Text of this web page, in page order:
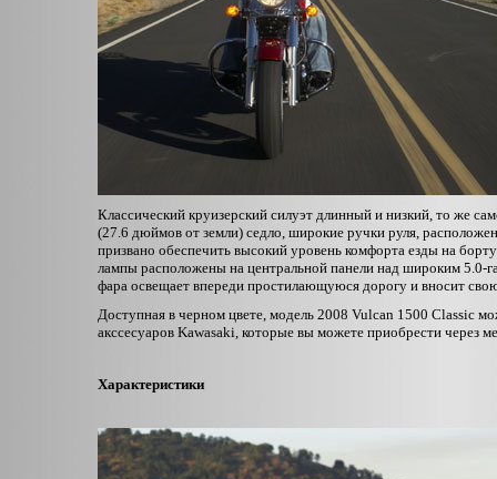
Классический круизерский силуэт длинный и низкий, то же
(27.6 дюймов от земли) седло, широкие ручки руля,
призвано обеспечить высокий уровень комфорта езды на
лампы расположены на центральной панели над широким 5.0-
фара освещает впереди простилающуюся дорогу и вносит
Доступная в черном цвете, модель 2008 Vulcan 1500 Classic
акссесуаров Kawasaki, которые вы можете приобрести через
Характеристики